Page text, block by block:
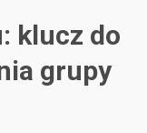
klucz do
grupy